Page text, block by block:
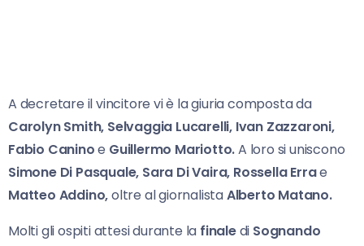
A decretare il vincitore vi è la giuria composta da
Carolyn Smith, Selvaggia Lucarelli, Ivan Zazzaroni,
Fabio Caninoe Guillermo Mariotto.A loro si uniscono
Simone Di Pasquale, Sara Di Vaira, Rossella Errae
Matteo Addino,oltre al giornalistaAlberto Matano.
Molti gli ospiti attesi durante la finaledi Sognando